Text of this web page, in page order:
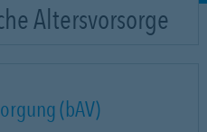
Altersvorsorge
(bAV)